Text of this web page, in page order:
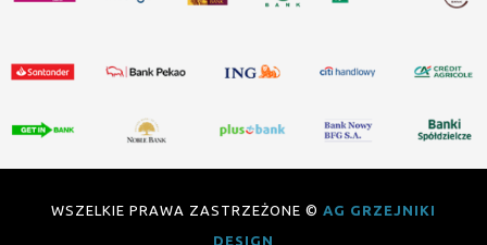
WSZELKIE PRAWA ZASTRZEŻONE © AG GRZEJNIKI
DESIGN